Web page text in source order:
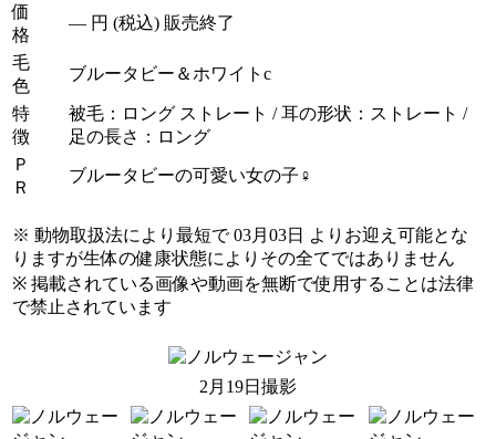
価
格
― 円 (税込) 販売終了
毛
色
ブルータビー＆ホワイトc
特
徴
被毛：ロング ストレート / 耳の形状：ストレート /
足の長さ：ロング
Ｐ
Ｒ
ブルータビーの可愛い女の子♀
※ 動物取扱法により最短で 03月03日 よりお迎え可能とな
りますが生体の健康状態によりその全てではありません
※ 掲載されている画像や動画を無断で使用することは法律
で禁止されています
2月19日撮影